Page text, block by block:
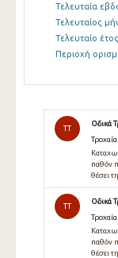
Τελευταία
Τελευταίος
Τελευταίο έτος
Περιοχή
TT
Οδικά
παθόν
θέσει
TT
Οδικά
παθόν
θέσει